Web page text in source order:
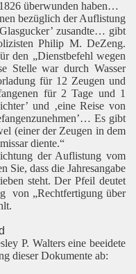
überwunden haben…
bezüglich der Auflistung
zusandte… gibt
Philip M. DeZeng.
den „Dienstbefehl wegen
Stelle war durch Wasser
für 12 Zeugen und
für 2 Tage und 1
und ‚eine Reise von
Es gibt
(einer der Zeugen in dem
diente.“
der Auflistung vom
Sie, dass die Jahresangabe
steht. Der Pfeil deutet
von „Rechtfertigung über
P. Walters eine beeidete
dieser Dokumente ab: